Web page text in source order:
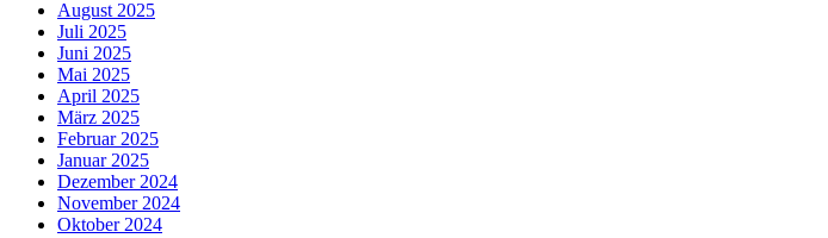
August 2025
Juli 2025
Juni 2025
Mai 2025
April 2025
März 2025
Februar 2025
Januar 2025
Dezember 2024
November 2024
Oktober 2024